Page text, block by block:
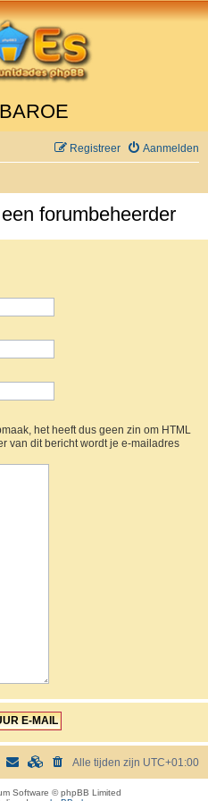
Aanmelden
Registreer
forumbeheerder
het heeft dus geen zin om HTML
van dit bericht wordt je e-mailadres
Alle tijden zijn UTC+01:00
Software © phpBB Limited